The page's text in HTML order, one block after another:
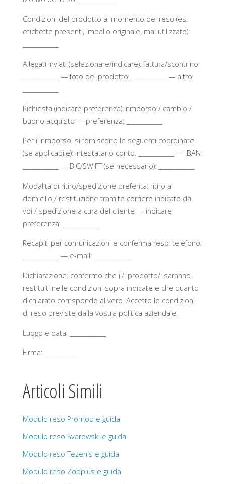
Condizioni del prodotto al momento del reso (es.
etichette presenti, imballo originale, mai utilizzato):
Allegati inviati (selezionare/indicare): fattura/scontrino
____________ — foto del prodotto ____________ — altro
Richiesta (indicare preferenza): rimborso / cambio /
buono acquisto — preferenza: ____________
Per il rimborso, si forniscono le seguenti coordinate
(se applicabile): intestatario conto: ____________ — IBAN:
____________ — BIC/SWIFT (se necessario): ____________
Modalità di ritiro/spedizione preferita: ritiro a
domicilio / restituzione tramite corriere indicato da
voi / spedizione a cura del cliente — indicare
preferenza: ____________
Recapiti per comunicazioni e conferma reso: telefono:
____________ — e-mail: ____________
Dichiarazione: confermo che il/i prodotto/i saranno
restituiti nelle condizioni sopra indicate e che quanto
dichiarato corrisponde al vero. Accetto le condizioni
di reso previste dalla vostra politica aziendale.
Luogo e data: ____________
Firma: ____________
Articoli Simili
Modulo reso Promod e guida
Modulo reso Svarowski e guida
Modulo reso Tezenis e guida
Modulo reso Zooplus e guida